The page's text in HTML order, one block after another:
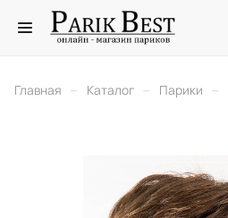
Главная – Каталог – Парики –